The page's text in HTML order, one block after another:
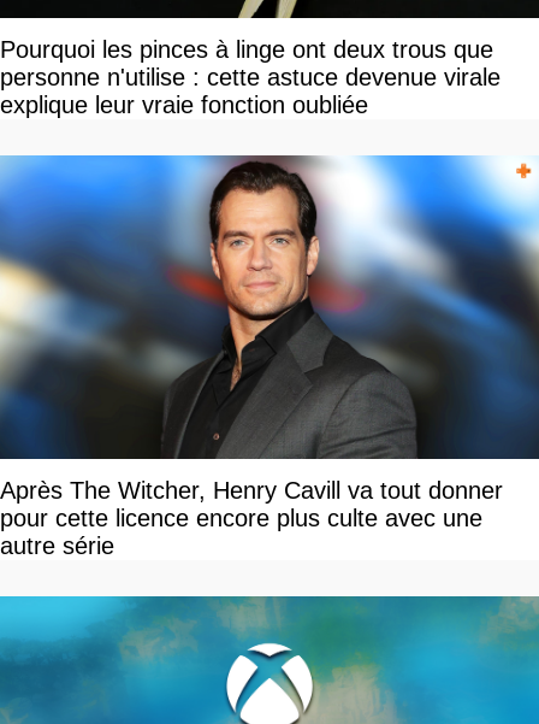
Pourquoi les pinces à linge ont deux trous que
personne n'utilise : cette astuce devenue virale
explique leur vraie fonction oubliée
Après The Witcher, Henry Cavill va tout donner
pour cette licence encore plus culte avec une
autre série